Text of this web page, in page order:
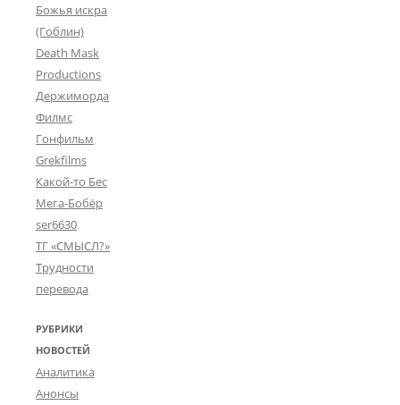
Божья искра
(Гоблин)
Death Mask
Productions
Держиморда
Филмс
Гонфильм
Grekfilms
Какой-то Бес
Мега-Бобёр
ser6630
ТГ «СМЫСЛ?»
Трудности
перевода
РУБРИКИ
НОВОСТЕЙ
Аналитика
Анонсы